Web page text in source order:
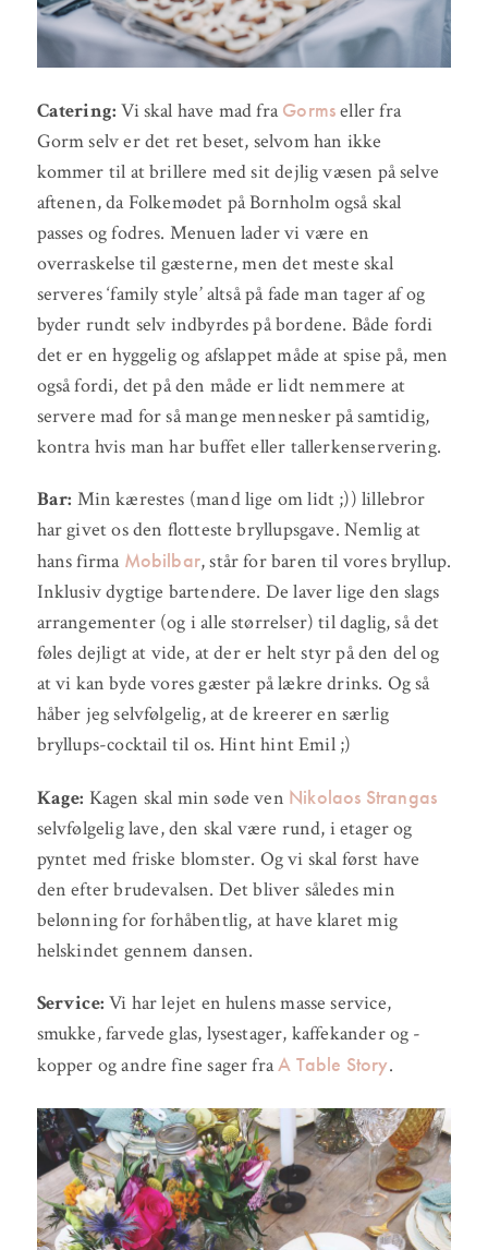
Catering: Vi skal have mad fraGormseller fra
Gorm selv er det ret beset, selvom han ikke
kommer til at brillere med sit dejlig væsen på selve
aftenen, da Folkemødet på Bornholm også skal
passes og fodres. Menuen lader vi være en
overraskelse til gæsterne, men det meste skal
serveres ‘family style’ altså på fade man tager af og
byder rundt selv indbyrdes på bordene. Både fordi
det er en hyggelig og afslappet måde at spise på, men
også fordi, det på den måde er lidt nemmere at
servere mad for så mange mennesker på samtidig,
kontra hvis man har buffet eller tallerkenservering.
Bar: Min kærestes (mand lige om lidt ;)) lillebror
har givet os den flotteste bryllupsgave. Nemlig at
hans firma Mobilbar, står for baren til vores bryllup.
Inklusiv dygtige bartendere. De laver lige den slags
arrangementer (og i alle størrelser) til daglig, så det
føles dejligt at vide, at der er helt styr på den del og
at vi kan byde vores gæster på lækre drinks. Og så
håber jeg selvfølgelig, at de kreerer en særlig
bryllups-cocktail til os. Hint hint Emil ;)
Kage: Kagen skal min søde ven Nikolaos Strangas
selvfølgelig lave, den skal være rund, i etager og
pyntet med friske blomster. Og vi skal først have
den efter brudevalsen. Det bliver således min
belønning for forhåbentlig, at have klaret mig
helskindet gennem dansen.
Service: Vi har lejet en hulens masse service,
smukke, farvede glas, lysestager, kaffekander og -
kopper og andre fine sager fraA Table Story.